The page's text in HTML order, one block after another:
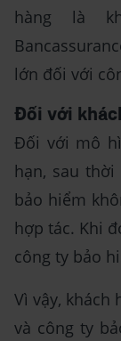
hàng là
lớn đối với
Đối với
Đối với mô
hạn, sau
bảo hiểm
hợp tác. Khi
công ty bảo
Vì vậy, khách
và công ty